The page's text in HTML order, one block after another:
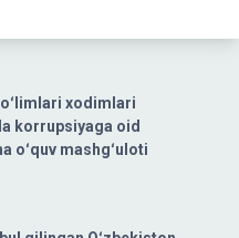
xodimlari
korrupsiyaga oid
oʻquv mashgʻuloti